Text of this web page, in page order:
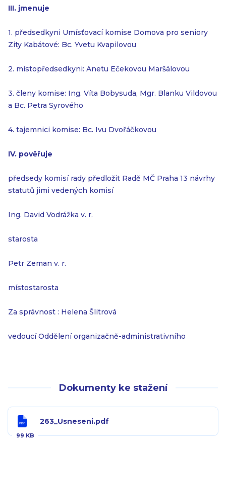
III. jmenuje
1. předsedkyni Umísťovací komise Domova pro seniory
Zity Kabátové: Bc. Yvetu Kvapilovou
2. místopředsedkyni: Anetu Ečekovou Maršálovou
3. členy komise: Ing. Víta Bobysuda, Mgr. Blanku Vildovou
a Bc. Petra Syrového
4. tajemnici komise: Bc. Ivu Dvořáčkovou
IV. pověřuje
předsedy komisí rady předložit Radě MČ Praha 13 návrhy
statutů jimi vedených komisí
Ing. David Vodrážka v. r.
starosta
Petr Zeman v. r.
místostarosta
Za správnost : Helena Šlitrová
vedoucí Oddělení organizačně-administrativního
Dokumenty ke stažení
263_Usneseni.pdf
99 KB